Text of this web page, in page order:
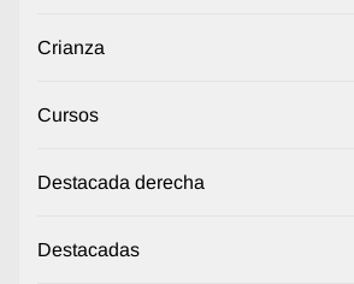
Crianza
Cursos
Destacada derecha
Destacadas